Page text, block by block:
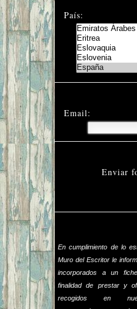
País:
Email:
Enviar
En cumplimiento de lo
Muro del Escritor le
incorporados a un
finalidad de prestar y
recogidos en